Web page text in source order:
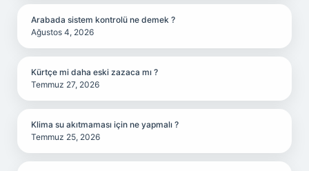
Arabada sistem kontrolü ne demek ?
Ağustos 4, 2026
Kürtçe mi daha eski zazaca mı ?
Temmuz 27, 2026
Klima su akıtmaması için ne yapmalı ?
Temmuz 25, 2026